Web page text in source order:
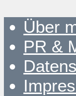
Über
PR &